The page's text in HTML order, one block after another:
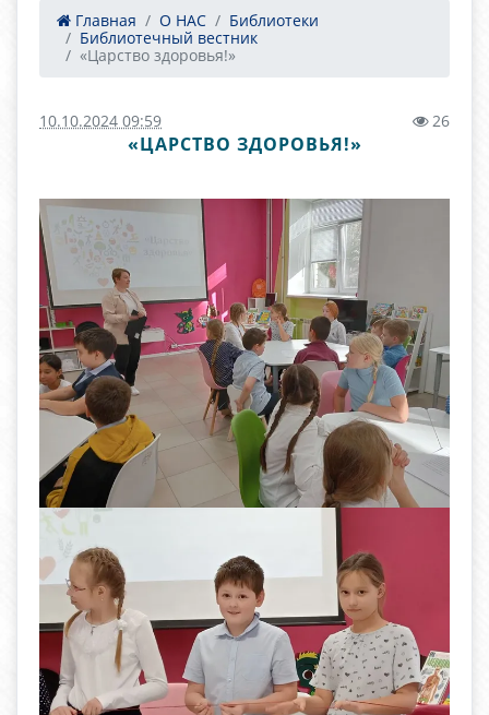
Главная О НАС
Библиотеки
Библиотечный вестник
«Царство здоровья!»
10.10.2024 09:59 26
«ЦАРСТВО ЗДОРОВЬЯ!»